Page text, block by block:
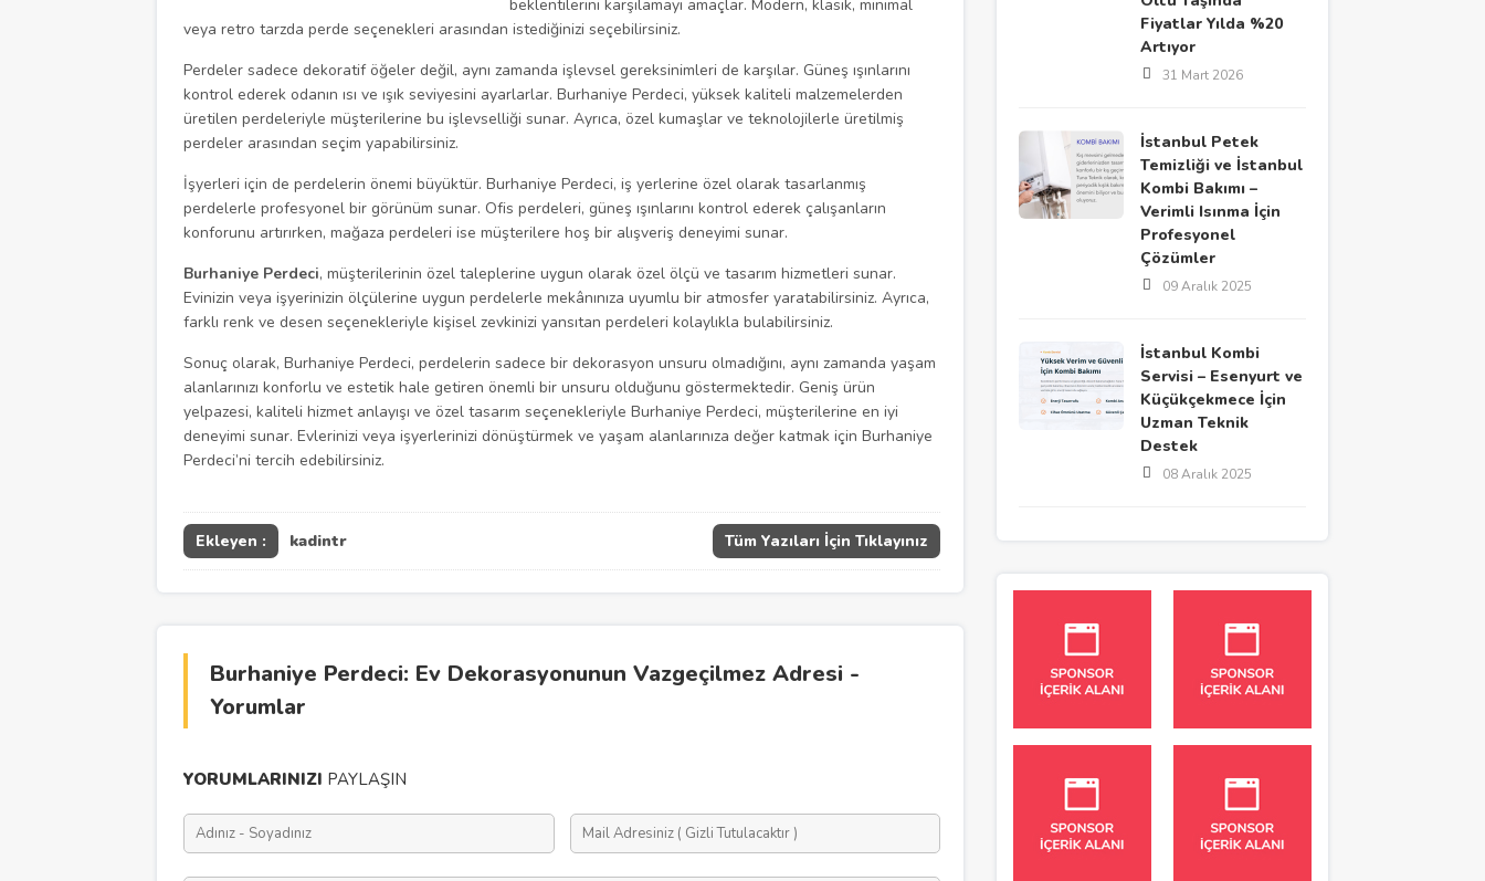
beklentilerini karşılamayı amaçlar. Modern, klasik, minimal
veya retro tarzda perde seçenekleri arasından istediğinizi seçebilirsiniz.
Perdeler sadece dekoratif öğeler değil, aynı zamanda işlevsel gereksinimleri de karşılar. Güneş ışınlarını
kontrol ederek odanın ısı ve ışık seviyesini ayarlarlar. Burhaniye Perdeci, yüksek kaliteli malzemelerden
üretilen perdeleriyle müşterilerine bu işlevselliği sunar. Ayrıca, özel kumaşlar ve teknolojilerle üretilmiş
perdeler arasından seçim yapabilirsiniz.
İşyerleri için de perdelerin önemi büyüktür. Burhaniye Perdeci, iş yerlerine özel olarak tasarlanmış
perdelerle profesyonel bir görünüm sunar. Ofis perdeleri, güneş ışınlarını kontrol ederek çalışanların
konforunu artırırken, mağaza perdeleri ise müşterilere hoş bir alışveriş deneyimi sunar.
Burhaniye Perdeci, müşterilerinin özel taleplerine uygun olarak özel ölçü ve tasarım hizmetleri sunar.
Evinizin veya işyerinizin ölçülerine uygun perdelerle mekânınıza uyumlu bir atmosfer yaratabilirsiniz. Ayrıca,
farklı renk ve desen seçenekleriyle kişisel zevkinizi yansıtan perdeleri kolaylıkla bulabilirsiniz.
Sonuç olarak, Burhaniye Perdeci, perdelerin sadece bir dekorasyon unsuru olmadığını, aynı zamanda yaşam
alanlarınızı konforlu ve estetik hale getiren önemli bir unsuru olduğunu göstermektedir. Geniş ürün
yelpazesi, kaliteli hizmet anlayışı ve özel tasarım seçenekleriyle Burhaniye Perdeci, müşterilerine en iyi
deneyimi sunar. Evlerinizi veya işyerlerinizi dönüştürmek ve yaşam alanlarınıza değer katmak için Burhaniye
Perdeci’ni tercih edebilirsiniz.
Ekleyen : kadintr Tüm Yazıları İçin Tıklayınız
Burhaniye Perdeci: Ev Dekorasyonunun Vazgeçilmez Adresi -
Yorumlar
YORUMLARINIZI PAYLAŞIN
Fiyatlar Yılda %20
Artıyor
31 Mart 2026
İstanbul Petek
Temizliği ve İstanbul
Kombi Bakımı –
Verimli Isınma İçin
Profesyonel
Çözümler
09 Aralık 2025
İstanbul Kombi
Servisi – Esenyurt ve
Küçükçekmece İçin
Uzman Teknik
Destek
08 Aralık 2025